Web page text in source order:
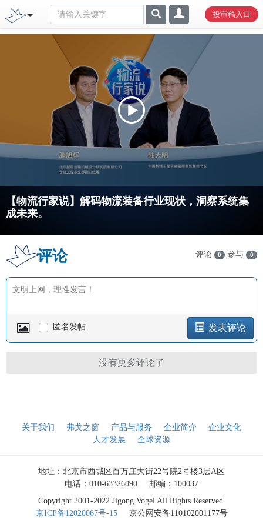
投审稿入口
【物流行家说】解码物流装备行业现状，洞察系统集
成未来。
评论 评论 0 参与 0
匿名发帖 发表评论
没有更多评论了
关于我们 弗戈之窗 产品与服务 企业简介
企业文化
人才发展
全球资源
地址：北京市西城区百万庄大街22号院2号楼3层A区
电话：010-63326090
邮编：100037
Copyright 2001-2022 Jigong Vogel All Rights Reserved.
京ICP备12020067号-15
京公网安备110102001177号